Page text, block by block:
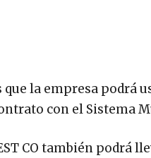
que la empresa podrá
con el Sistema
CO también podrá